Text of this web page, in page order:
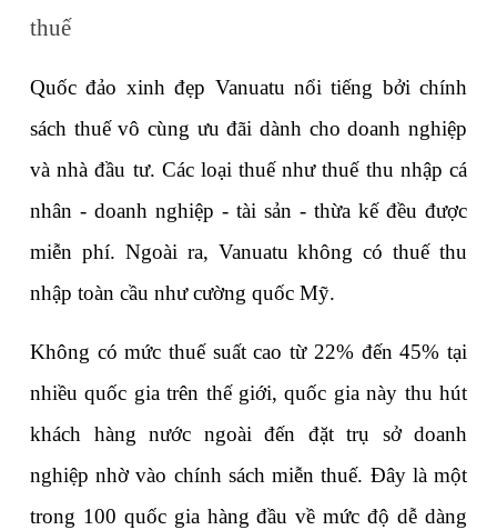
thuế
Quốc đảo xinh đẹp Vanuatu nổi tiếng bởi chính
sách thuế vô cùng ưu đãi dành cho doanh nghiệp
và nhà đầu tư. Các loại thuế như thuế thu nhập cá
nhân - doanh nghiệp - tài sản - thừa kế đều được
miễn phí. Ngoài ra, Vanuatu không có thuế thu
nhập toàn cầu như cường quốc Mỹ.
Không có mức thuế suất cao từ 22% đến 45% tại
nhiều quốc gia trên thế giới, quốc gia này thu hút
khách hàng nước ngoài đến đặt trụ sở doanh
nghiệp nhờ vào chính sách miễn thuế. Đây là một
trong 100 quốc gia hàng đầu về mức độ dễ dàng